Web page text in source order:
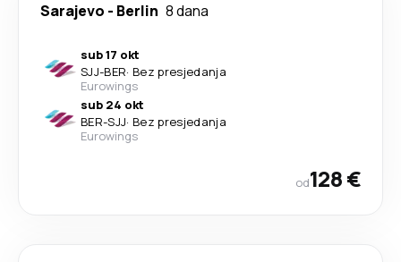
Sarajevo - Berlin 8 dana
sub 17 okt
SJJ-BER· Bez presjedanja
Eurowings
sub 24 okt
BER-SJJ· Bez presjedanja
Eurowings
od128 €